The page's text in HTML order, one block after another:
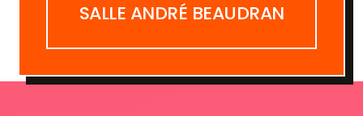
SALLE ANDRÉ BEAUDRAN